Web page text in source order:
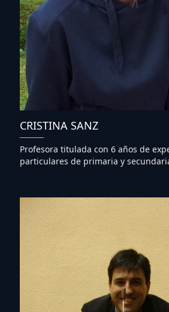
CRISTINA SANZ
Profesora titulada con 6 años de
particulares de primaria y